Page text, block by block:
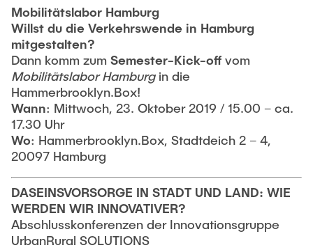
Mobilitätslabor Hamburg
Willst du die Verkehrswende in Hamburg
mitgestalten?
Dann komm zum Semester-Kick-off vom
Mobilitätslabor Hamburgin die
Hammerbrooklyn.Box!
Wann: Mittwoch, 23. Oktober 2019 / 15.00 – ca.
17.30 Uhr
Wo: Hammerbrooklyn.Box, Stadtdeich 2 – 4,
20097 Hamburg
DASEINSVORSORGE IN STADT UND LAND: WIE
WERDEN WIR INNOVATIVER?
Abschlusskonferenzen der Innovationsgruppe
UrbanRural SOLUTIONS